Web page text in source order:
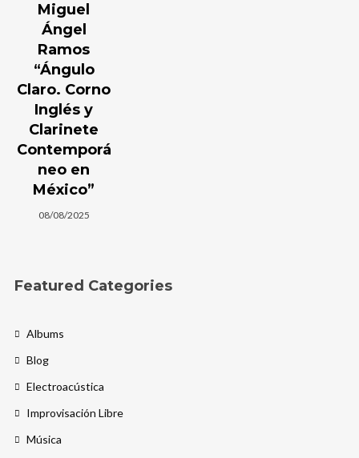
Miguel
Ángel
Ramos
“Ángulo
Claro. Corno
Inglés y
Clarinete
Contemporá
neo en
México”
08/08/2025
Featured Categories
Albums
Blog
Electroacústica
Improvisación Libre
Música